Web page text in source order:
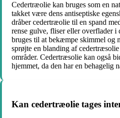
Cedertræolie kan bruges som en
takket være dens antiseptiske
dråber cedertræolie til en spand
rense gulve, fliser eller overflader i
bruges til at bekæmpe skimmel og
sprøjte en blanding af
områder. Cedertræsolie kan også
hjemmet, da den har en behagelig
Kan cedertræolie tages